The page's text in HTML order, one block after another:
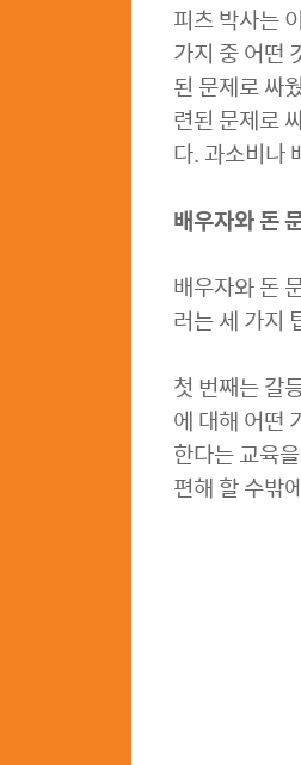
피츠 박사는
가지 중 어떤
된 문제로 싸
련된 문제로
다. 과소비나
배우자와 돈
배우자와 돈
러는 세 가지
첫 번째는 갈
에 대해 어떤
한다는 교육
편해 할 수밖